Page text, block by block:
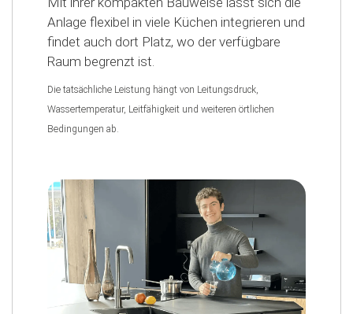
Anlage flexibel in viele Küchen integrieren und
findet auch dort Platz, wo der verfügbare
Raum begrenzt ist.
Die tatsächliche Leistung hängt von Leitungsdruck,
Wassertemperatur, Leitfähigkeit und weiteren örtlichen
Bedingungen ab.